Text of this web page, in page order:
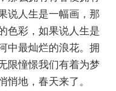
说人生是一幅画，那
色彩，如果说人生是
中最灿烂的浪花。拥
限憧憬我们有着为梦
地，春天来了。